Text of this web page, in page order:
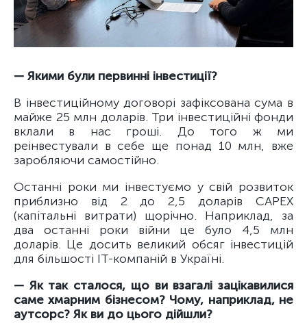
— Якими були первинні інвестиції?
В інвестиційному договорі зафіксована сума в
майже 25 млн доларів. Три інвестиційні фонди
вклали в нас гроші. До того ж ми
реінвестували в себе ще понад 10 млн, вже
заробляючи самостійно.
Останні роки ми інвестуємо у свій розвиток
приблизно від 2 до 2,5 доларів CAPEX
(капітальні витрати) щорічно. Наприклад, за
два останні роки війни це було 4,5 млн
доларів. Це досить великий обсяг інвестицій
для більшості IT-компаній в Україні.
— Як так сталося, що ви взагалі зацікавилися
саме хмарним бізнесом? Чому, наприклад, не
аутсорс? Як ви до цього дійшли?